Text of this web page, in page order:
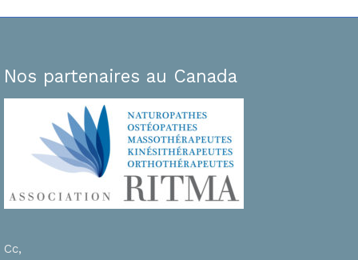
Nos partenaires au Canada
Cc,